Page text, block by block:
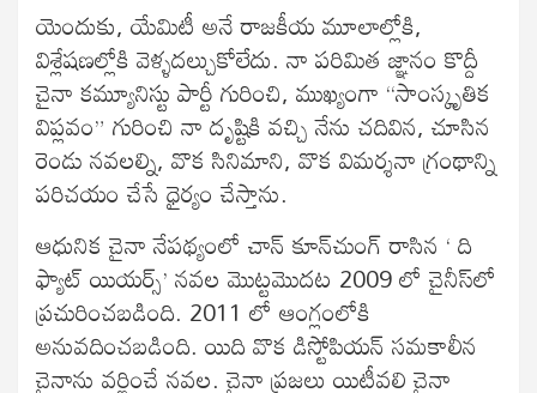
యెందుకు, యేమిటీ అనే రాజకీయ మూలాల్లోకి,
విశ్లేషణల్లోకి వెళ్ళదల్చుకోలేదు. నా పరిమిత జ్ఞానం కొద్దీ
చైనా కమ్యూనిస్టు పార్టీ గురించి, ముఖ్యంగా “సాంస్కృతిక
విప్లవం” గురించి నా దృష్టికి వచ్చి నేను చదివిన, చూసిన
రెండు నవలల్ని, వొక సినిమాని, వొక విమర్శనా గ్రంథాన్ని
పరిచయం చేసే ధైర్యం చేస్తాను.
ఆధునిక చైనా నేపథ్యంలో చాన్ కూన్‌చుంగ్ రాసిన ‘ ది
ఫ్యాట్ యియర్స్’ నవల మొట్టమొదట 2009 లో చైనీస్‌లో
ప్రచురించబడింది. 2011 లో ఆంగ్లంలోకి
అనువదించబడింది. యిది వొక డిస్టోపియన్ సమకాలీన
చైనాను వర్ణించే నవల. చైనా ప్రజలు యిటీవలి చైనా